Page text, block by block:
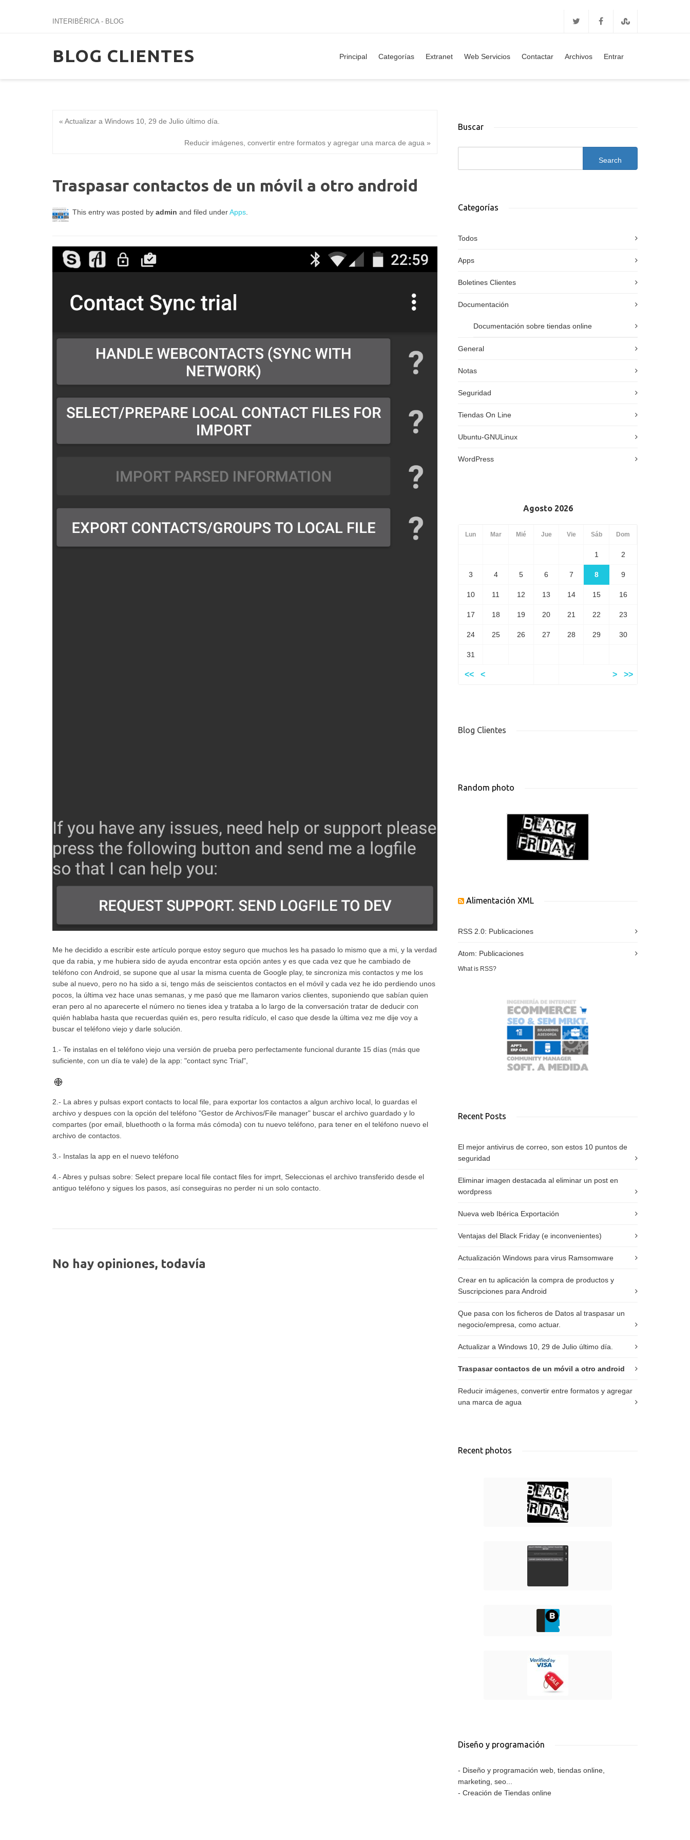
INTERIBÉRICA - BLOG
BLOG CLIENTES Principal Categorías Extranet Web Servicios Contactar Archivos Entrar
« Actualizar a Windows 10, 29 de Julio último día.
Reducir imágenes, convertir entre formatos y agregar una marca de agua »
Traspasar contactos de un móvil a otro android
This entry was posted byadmin and filed underApps
Me he decidido a escribir este artículo porque estoy seguro que muchos les ha pasado lo mismo que a mi, y la verdad
que da rabia, y me hubiera sido de ayuda encontrar esta opción antes y es que cada vez que he cambiado de
teléfono con Android, se supone que al usar la misma cuenta de Google play, te sincroniza mis contactos y me los
sube al nuevo, pero no ha sido a si, tengo más de seiscientos contactos en el móvil y cada vez he ido perdiendo unos
pocos, la última vez hace unas semanas, y me pasó que me llamaron varios clientes, suponiendo que sabían quien
eran pero al no aparecerte el número no tienes idea y trataba a lo largo de la conversación tratar de deducir con
quién hablaba hasta que recuerdas quién es, pero resulta ridículo, el caso que desde la última vez me dije voy a
buscar el teléfono viejo y darle solución.
1.- Te instalas en el teléfono viejo una versión de prueba pero perfectamente funcional durante 15 días (más que
suficiente, con un día te vale) de la app: "contact sync Trial",
2.- La abres y pulsas export contacts to local file, para exportar los contactos a algun archivo local, lo guardas el
archivo y despues con la opción del teléfono "Gestor de Archivos/File manager" buscar el archivo guardado y lo
compartes (por email, bluethooth o la forma más cómoda) con tu nuevo teléfono, para tener en el teléfono nuevo el
archivo de contactos.
3.- Instalas la app en el nuevo teléfono
4.- Abres y pulsas sobre: Select prepare local file contact files for imprt, Seleccionas el archivo transferido desde el
antiguo teléfono y sigues los pasos, así conseguiras no perder ni un solo contacto.
No hay opiniones, todavía
Buscar
Categorías
Todos
Apps
Boletines Clientes
Documentación
Documentación sobre tiendas online
General
Notas
Seguridad
Tiendas On Line
Ubuntu-GNULinux
WordPress
Agosto 2026
Lun Mar Mié Jue Vie Sáb Dom
1 2
3 4 5 6 7 8 9
10 11 12 13 14 15 16
17 18 19 20 21 22 23
24 25 26 27 28 29 30
31
<< < > >>
Blog Clientes
Random photo
Alimentación XML
RSS 2.0: Publicaciones
Atom: Publicaciones
What is RSS?
Recent Posts
El mejor antivirus de correo, son estos 10 puntos de
seguridad
Eliminar imagen destacada al eliminar un post en
wordpress
Nueva web Ibérica Exportación
Ventajas del Black Friday (e inconvenientes)
Actualización Windows para virus Ramsomware
Crear en tu aplicación la compra de productos y
Suscripciones para Android
Que pasa con los ficheros de Datos al traspasar un
negocio/empresa, como actuar.
Actualizar a Windows 10, 29 de Julio último día.
Traspasar contactos de un móvil a otro android
Reducir imágenes, convertir entre formatos y agregar
una marca de agua
Recent photos
Diseño y programación
- Diseño y programación web, tiendas online,
marketing, seo...
- Creación de Tiendas online